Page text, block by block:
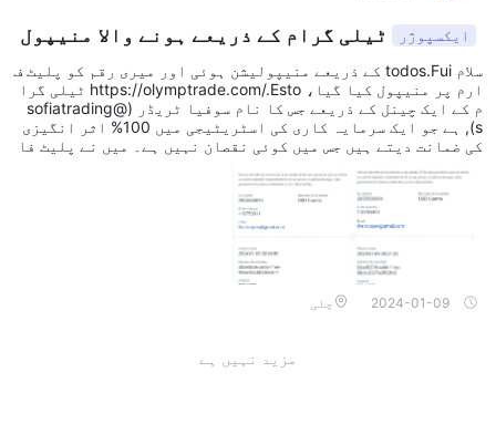
ایکسپوژر
ٹیلی گرام کے ذریعے ہونے والا منیپول
یشن اور فراڈسلام todos.Fui کے ذریعے منیپولیشن ہوئی اور میری رقم کو پلیٹ ف
ارم پر منیپول کیا گیا، https://olymptrade.com/.Esto ٹیلی گرا
م کے ایک چینل کے ذریعے جس کا نام سوفیا ٹریڈر (@sofiatrading
s), ہے جو ایک سرمایہ کاری کی اسٹریٹیجی میں 100% اثر انگیزی
کی ضمانت دیتے ہیں جس میں کوئی نقصان نہیں ہے۔ میں نے پلیٹ فا
ے، میں نے سب کچھ گنوا دیا۔ حالیہ میں سوفیا ریئس نے ٹیلی گرا
م پر ہماری گفتگو کو حذف کر دیا، جس سے مجھے ہماری گفتگو کے ثب
2024-01-09 چلی
مزید نہیں ہے